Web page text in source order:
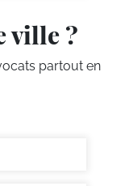
ville ?
partout en